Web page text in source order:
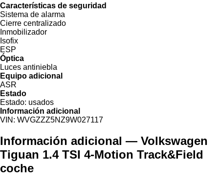
Características de seguridad
Sistema de alarma
Cierre centralizado
Inmobilizador
Isofix
ESP
Óptica
Luces antiniebla
Equipo adicional
ASR
Estado
Estado: usados
Información adicional
VIN: WVGZZZ5NZ9W027117
Información adicional — Volkswagen
Tiguan 1.4 TSI 4-Motion Track&Field
coche